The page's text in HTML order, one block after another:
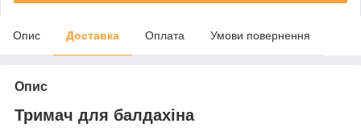
Опис Доставка Оплата Умови повернення
Опис
Тримач для балдахіна